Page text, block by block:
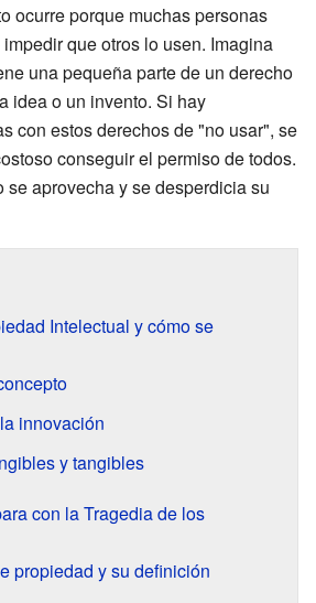
ocurre porque muchas personas
que otros lo usen. Imagina
una pequeña parte de un derecho
idea o un invento. Si hay
con estos derechos de "no usar", se
conseguir el permiso de todos.
se aprovecha y se desperdicia su
Intelectual y cómo se
innovación
y tangibles
con la Tragedia de los
propiedad y su definición